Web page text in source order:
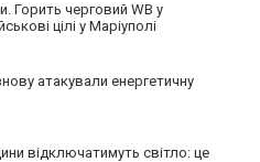
Горить черговий WB у
цілі у Маріуполі
атакували енергетичну
відключатимуть світло: це